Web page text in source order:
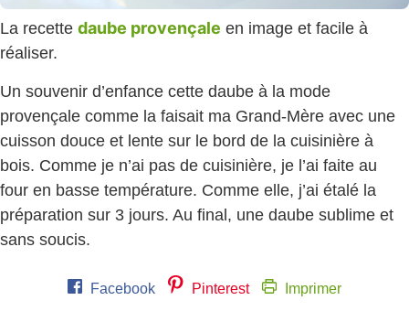
La recette daube provençale en image et facile à
réaliser.
Un souvenir d’enfance cette daube à la mode
provençale comme la faisait ma Grand-Mère avec une
cuisson douce et lente sur le bord de la cuisinière à
bois. Comme je n’ai pas de cuisinière, je l’ai faite au
four en basse température. Comme elle, j’ai étalé la
préparation sur 3 jours. Au final, une daube sublime et
sans soucis.
Facebook Pinterest Imprimer